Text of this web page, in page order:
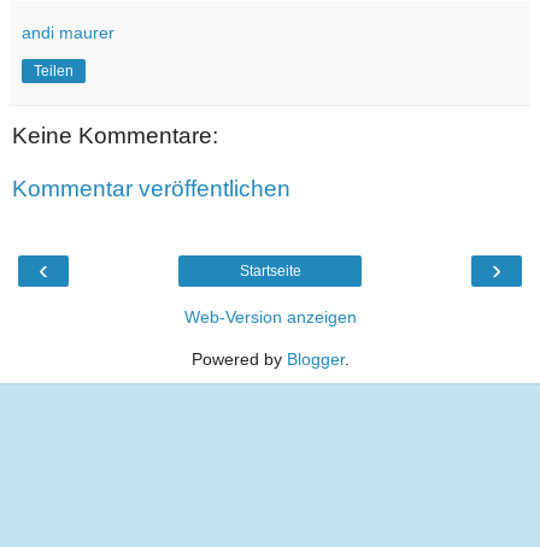
andi maurer
Teilen
Keine Kommentare:
Kommentar veröffentlichen
‹ ›
Startseite
Web-Version anzeigen
Powered by Blogger.